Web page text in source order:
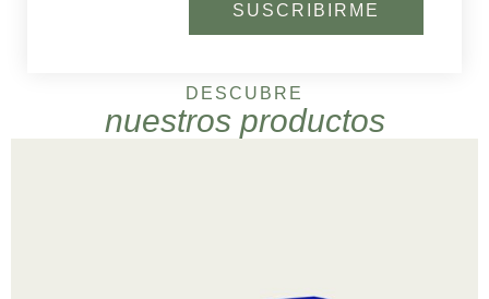
SUSCRIBIRME
DESCUBRE
nuestros productos